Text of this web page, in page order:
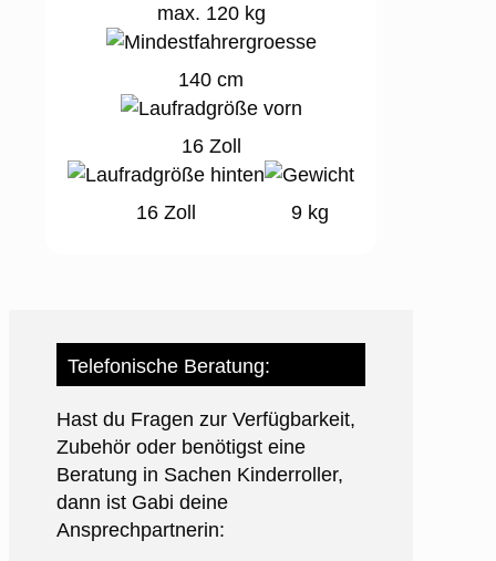
max. 120 kg
140 cm
16 Zoll
16 Zoll 9 kg
Telefonische Beratung:
Hast du Fragen zur Verfügbarkeit,
Zubehör oder benötigst eine
Beratung in Sachen Kinderroller,
dann ist Gabi deine
Ansprechpartnerin: